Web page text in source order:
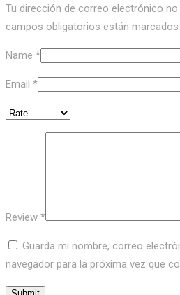
Tu dirección de correo electrónico no
campos obligatorios están
Name *
Email *
Review *
Guarda mi nombre, correo
navegador para la próxima vez que